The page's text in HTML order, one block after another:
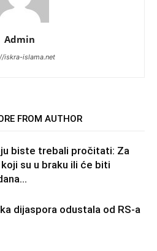
Admin
iskra-islama.net
FROM AUTHOR
biste trebali pročitati: Za
su u braku ili će biti
dijaspora odustala od RS-a